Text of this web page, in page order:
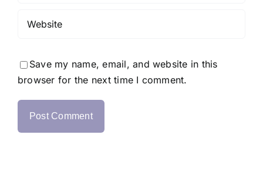
Save my name, email, and website in this
browser for the next time I comment.